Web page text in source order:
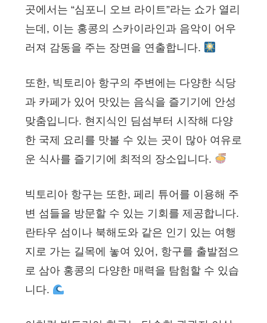
곳에서는 “심포니 오브 라이트”라는 쇼가 열리
는데, 이는 홍콩의 스카이라인과 음악이 어우
러져 감동을 주는 장면을 연출합니다.
또한, 빅토리아 항구의 주변에는 다양한 식당
과 카페가 있어 맛있는 음식을 즐기기에 안성
맞춤입니다. 현지식인 딤섬부터 시작해 다양
한 국제 요리를 맛볼 수 있는 곳이 많아 여유로
운 식사를 즐기기에 최적의 장소입니다.
빅토리아 항구는 또한, 페리 튜어를 이용해 주
변 섬들을 방문할 수 있는 기회를 제공합니다.
란타우 섬이나 북해도와 같은 인기 있는 여행
지로 가는 길목에 놓여 있어, 항구를 출발점으
로 삼아 홍콩의 다양한 매력을 탐험할 수 있습
니다.